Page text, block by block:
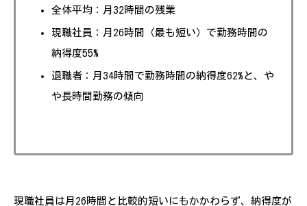
全体平均：月32時間の残業
現職社員：月26時間（最も短い）で勤務時間の
納得度55%
退職者：月34時間で勤務時間の納得度62%と、や
や長時間勤務の傾向
現職社員は月26時間と比較的短いにもかかわらず、納得度が